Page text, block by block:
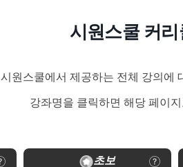
시원스쿨 커리
시원스쿨에서 제공하는 전체 강의에
강좌명을 클릭하면 해당 페이
초보